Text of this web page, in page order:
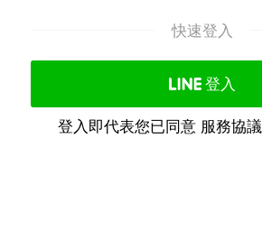
快速登入
登入
登入即代表您已同意 服務協議